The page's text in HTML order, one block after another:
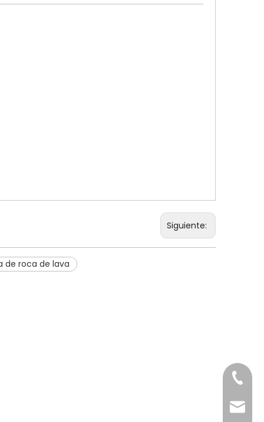
Siguiente:
de roca de lava
+86-